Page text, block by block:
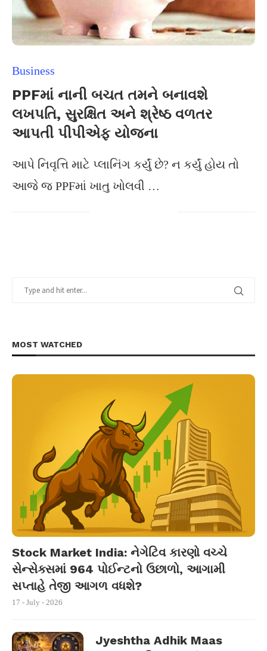
Business
PPFમાં નાની બચત તમને બનાવશે
લખપતિ, સુરક્ષિત અને શ્રેષ્ઠ વળતર
આપતી પીપીએફ યોજના
આપે નિવૃત્તિ માટે પ્લાનિંગ કર્યું છે? ન કર્યું હોય તો
આજે જ PPFમાં ખાતુ ખોલવી …
MOST WATCHED
Stock Market India: નેગેટિવ કારણો વચ્ચે
સેન્સેક્સમાં 964 પોઈન્ટનો ઉછાળો, આગામી
સપ્તાહે તેજી આગળ વધશે?
17 - July - 2026
Jyeshtha Adhik Maas